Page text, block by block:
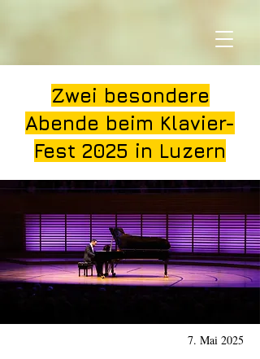
Zwei besondere
Abende beim Klavier-
Fest 2025 in Luzern
7. Mai 2025